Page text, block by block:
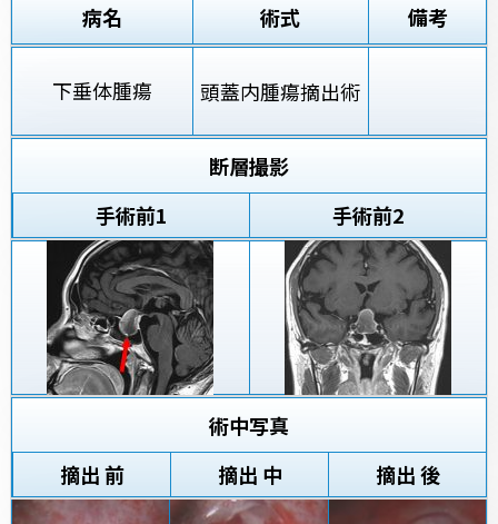
病名 術式 備考
下垂体腫瘍 頭蓋内腫瘍摘出術
断層撮影
手術前1 手術前2
術中写真
摘出 前
摘出 中 摘出 後